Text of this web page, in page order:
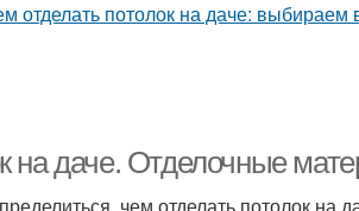
на даче. Отделочные